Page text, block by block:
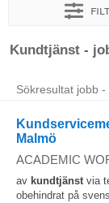
Sortera efter
Kundtjänst -
Sökresultat jobb
Malmö
ACADEMIC
av kundtjänstvia
obehindrat på